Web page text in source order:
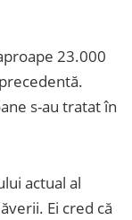
23.000
s-au tratat în
actual al
Ei cred că